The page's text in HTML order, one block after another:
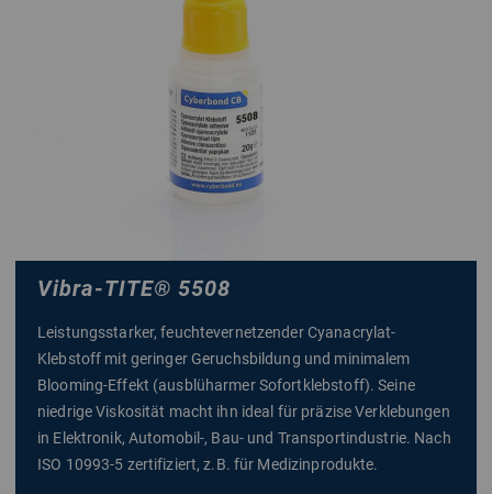
Vibra-TITE® 5508
Leistungsstarker, feuchtevernetzender Cyanacrylat-
Klebstoff mit geringer Geruchsbildung und minimalem
Blooming-Effekt (ausblüharmer Sofortklebstoff). Seine
niedrige Viskosität macht ihn ideal für präzise Verklebungen
in Elektronik, Automobil-, Bau- und Transportindustrie. Nach
ISO 10993-5 zertifiziert, z.B. für Medizinprodukte.